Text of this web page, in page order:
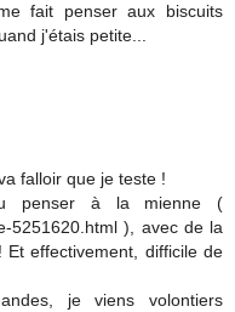
fait penser aux biscuits
j'étais petite...
falloir que je teste !
penser à la mienne (
5251620.html ), avec de la
effectivement, difficile de
je viens volontiers